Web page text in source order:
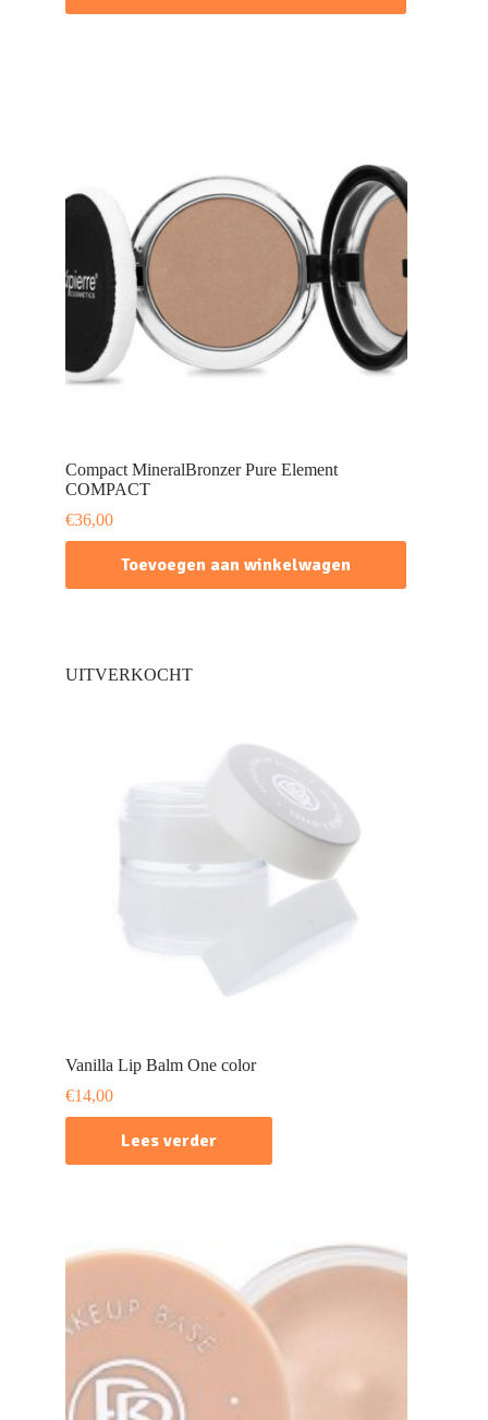
Compact MineralBronzer Pure Element
COMPACT
€36,00
Toevoegen aan winkelwagen
UITVERKOCHT
Vanilla Lip Balm One color
€14,00
Lees verder